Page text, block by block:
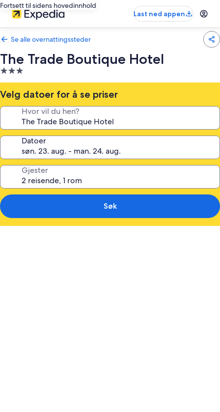
Fortsett til sidens hovedinnhold
Last ned appen
Se alle overnattingssteder
The Trade Boutique Hotel
Overnattingssted
med
3.0
stjerner
Velg datoer for å se priser
Hvor vil du hen?
Datoer
Gjester
Søk